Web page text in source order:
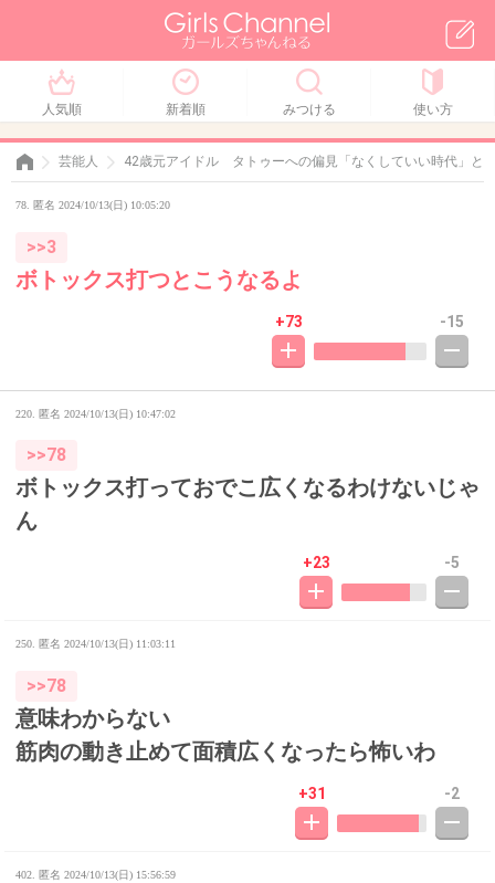
人気順 新着順 みつける 使い方
芸能人 42歳元アイドル タトゥーへの偏見「なくしていい時代」
78. 匿名 2024/10/13(日) 10:05:20
>>3
ボトックス打つとこうなるよ
+73 -15
220. 匿名 2024/10/13(日) 10:47:02
>>78
ボトックス打っておでこ広くなるわけないじゃ
ん
+23 -5
250. 匿名 2024/10/13(日) 11:03:11
>>78
意味わからない
筋肉の動き止めて面積広くなったら怖いわ
+31 -2
402. 匿名 2024/10/13(日) 15:56:59